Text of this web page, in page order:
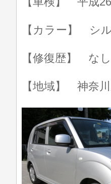
【カラー】 シ
【修復歴】 なし
【地域】 神奈